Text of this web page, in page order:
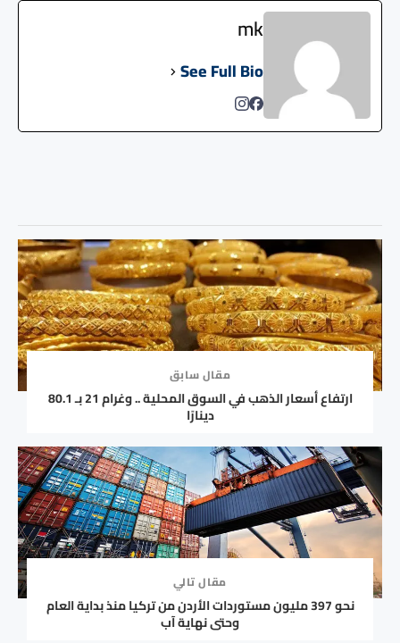
mk
See Full Bio
مقال سابق
ارتفاع أسعار الذهب في السوق المحلية .. وغرام 21 بـ 80.1
دينارًا
مقال تالي
نحو 397 مليون مستوردات الأردن من تركيا منذ بداية العام
وحتى نهاية آب